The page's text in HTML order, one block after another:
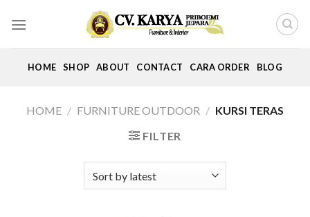
HOME SHOP ABOUT CONTACT CARA ORDER BLOG
HOME / FURNITURE OUTDOOR / KURSI TERAS
FILTER